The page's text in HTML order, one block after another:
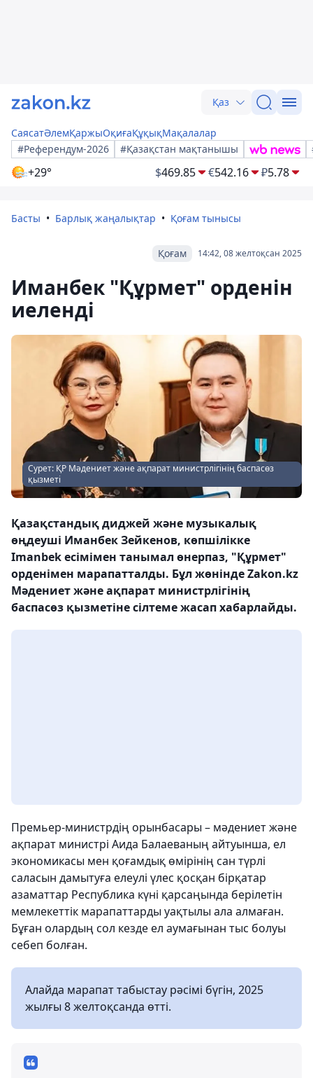
Қаз
СаясатӘлемҚаржыОқиғаҚұқықМақалалар
#Референдум-2026
#Қазақстан мақтанышы
+29° $469.85 €542.16 ₽5.78
Басты Барлық жаңалықтар Қоғам тынысы
14:42, 08 желтоқсан 2025
Қоғам
Иманбек "Құрмет" орденін
иеленді
Сурет: ҚР Мәдениет және ақпарат министрлігінің баспасөз
қызметі
Қазақстандық диджей және музыкалық
өңдеуші Иманбек Зейкенов, көпшілікке
Imanbek есімімен танымал өнерпаз, "Құрмет"
орденімен марапатталды. Бұл жөнінде Zakon.kz
Мәдениет және ақпарат министрлігінің
баспасөз қызметіне сілтеме жасап хабарлайды.
Премьер-министрдің орынбасары – мәдениет және
ақпарат министрі Аида Балаеваның айтуынша, ел
экономикасы мен қоғамдық өмірінің сан түрлі
саласын дамытуға елеулі үлес қосқан бірқатар
азаматтар Республика күні қарсаңында берілетін
мемлекеттік марапаттарды уақтылы ала алмаған.
Бұған олардың сол кезде ел аумағынан тыс болуы
себеп болған.
Алайда марапат табыстау рәсімі бүгін, 2025
жылғы 8 желтоқсанда өтті.